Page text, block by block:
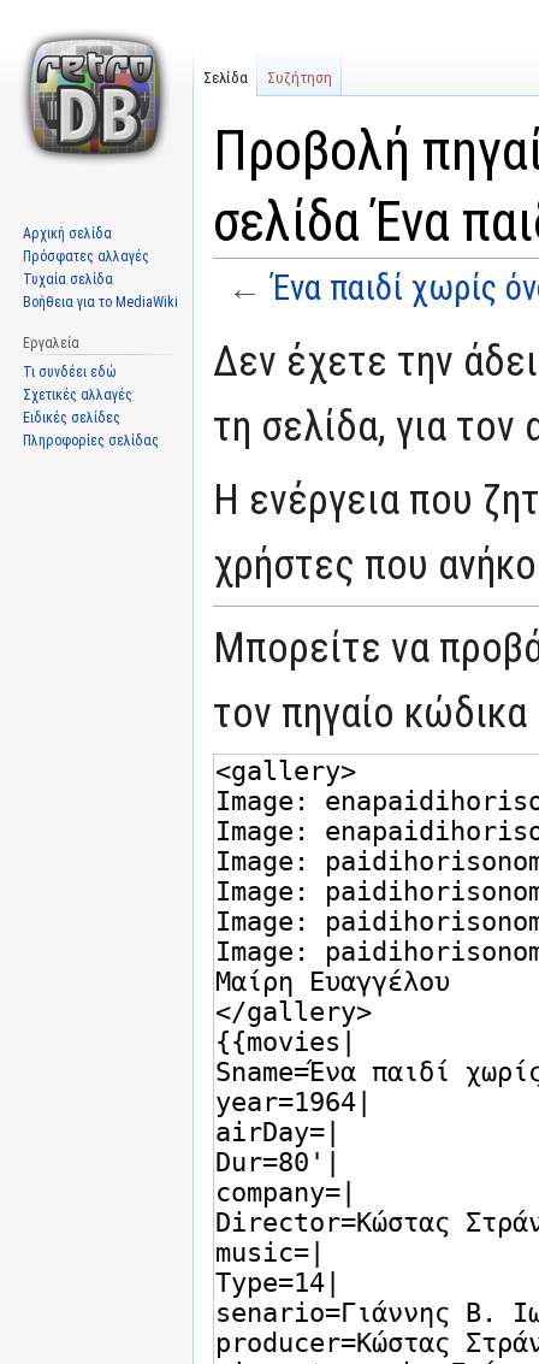
Προβολή
σελίδα Ένα
←Ένα παιδί χωρίς
στην
στην
Δεν έχετε την
τη σελίδα, για
Η ενέργεια που
χρήστες που
Μπορείτε να
τον πηγαίο
Σελίδα Συζήτηση
Αρχική σελίδα
Πρόσφατες αλλαγές
Τυχαία σελίδα
Βοήθεια για το MediaWiki
Εργαλεία
Τι συνδέει εδώ
Σχετικές αλλαγές
Ειδικές σελίδες
Πληροφορίες σελίδας